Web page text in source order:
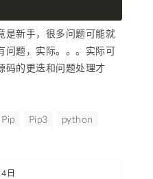
是新手，很多问题可能就
问题，实际。。。实际可
码的更迭和问题处理才
Pip Pip3
python
日